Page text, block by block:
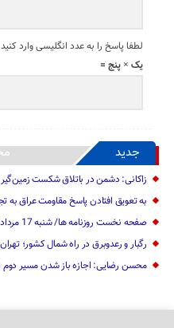
لطفا پاسخ را به عدد انگلیسی وارد
یک × پنج =
جدید
زاکانی: دشمن در باتلاق شکست
به تعویق افتادن پاسخ مقاومت عراق به
صفحه نخست روزنامه ها/ شنبه 17 مرداد 1405
رگبار و رعدوبرق در راه شمال کشور؛
محسن رضایی: اجازه باز شدن مسیر دوم